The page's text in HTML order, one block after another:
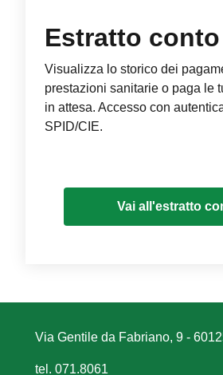
Estratto conto
Visualizza lo storico dei
prestazioni sanitarie o paga le
in attesa. Accesso con
SPID/CIE.
Vai all'estratto
Via Gentile da Fabriano, 9 -
tel. 071.8061